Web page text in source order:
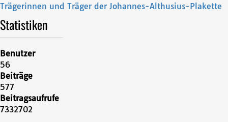
Trägerinnen und Träger der Johannes-Althusius-Plakette
Statistiken
Benutzer
56
Beiträge
577
Beitragsaufrufe
7332702